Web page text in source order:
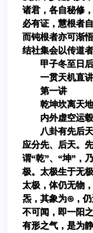
诸君，各自秘修
必有证，慧根者
而钝根者亦可渐
结社集会以传道
甲子冬至日
一贯天机直
第一讲
乾坤坎离天
内外虚空运
八卦有先后
应分先、后天。
谓“乾”、“坤”，
极。太极生于无
太极，体仍无物
炁，其象为⊙，
不可闻，即一阳
有形之气，是为